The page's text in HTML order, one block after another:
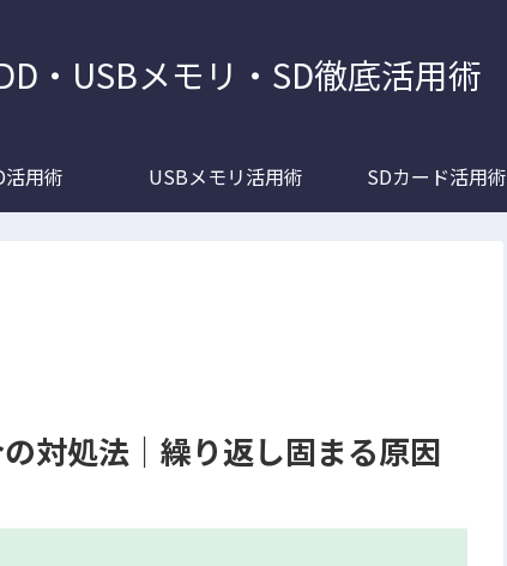
・USBメモリ・SD徹底活用術
活用術 USBメモリ活用術 SDカード活用術
対処法｜繰り返し固まる原因